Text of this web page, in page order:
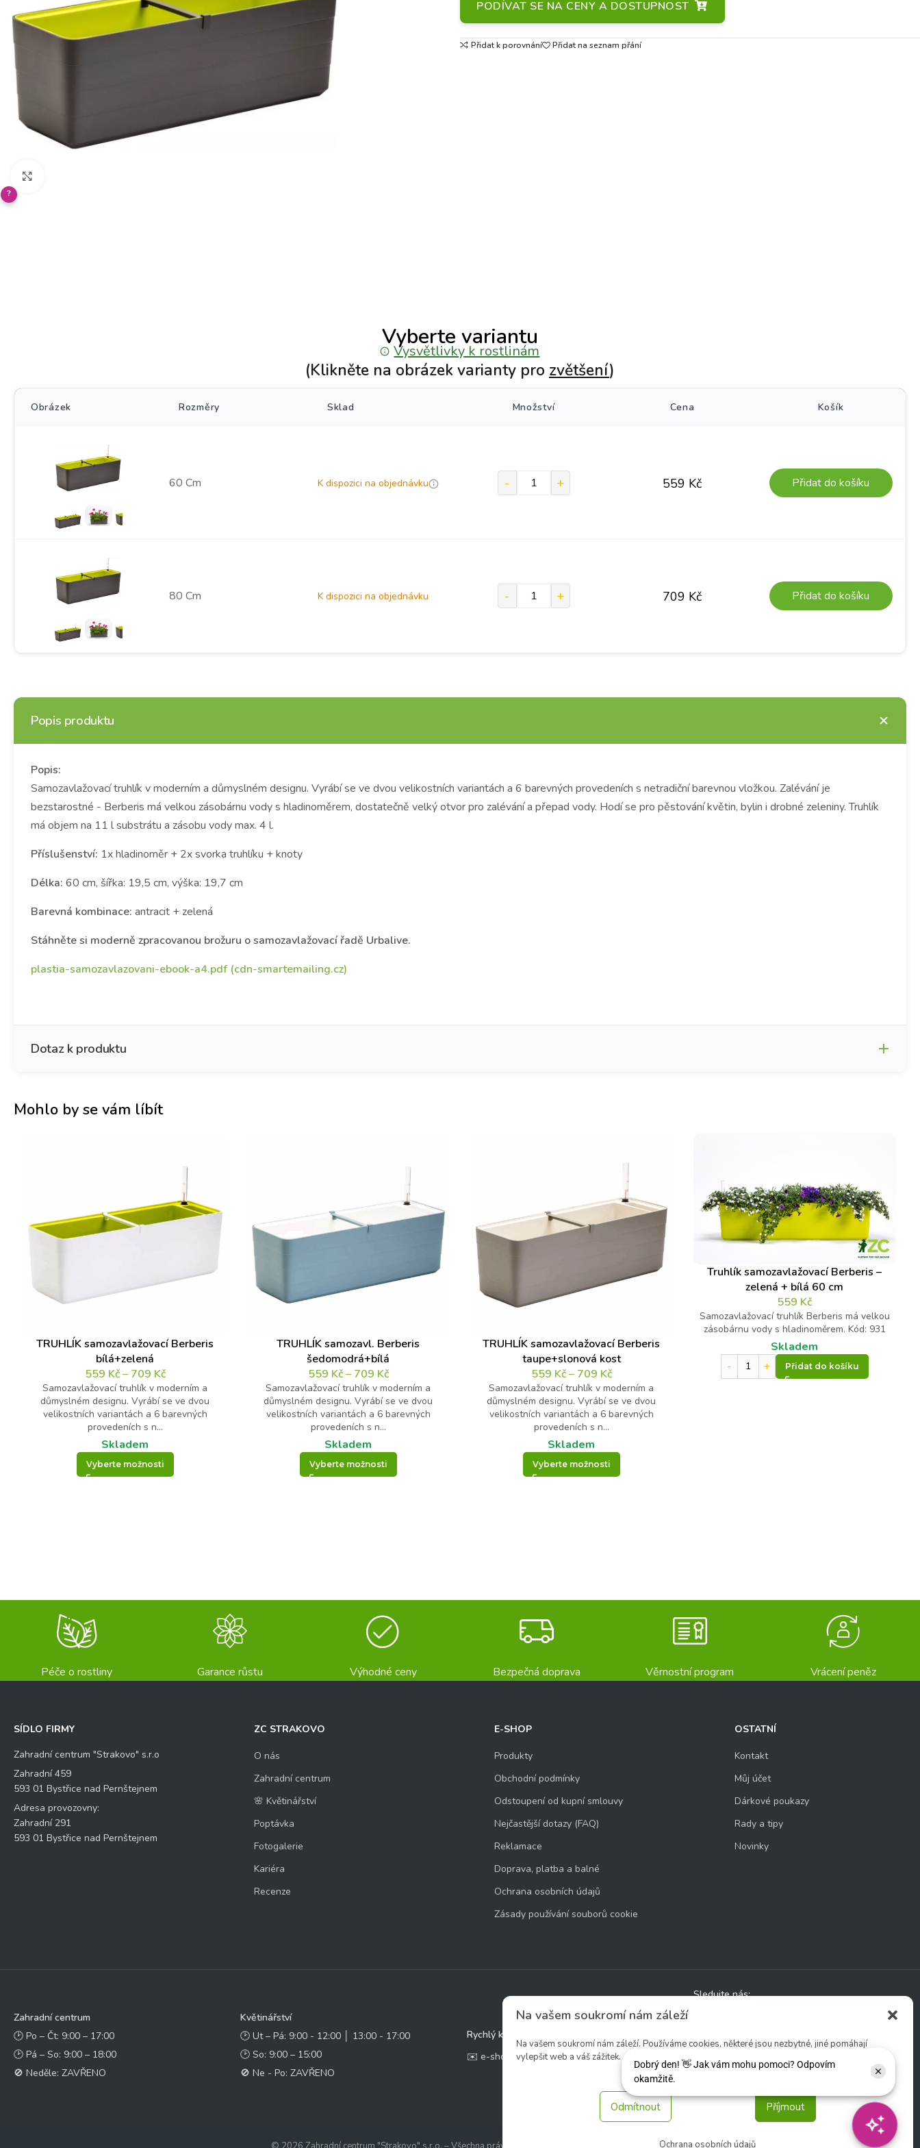
Na vašem soukromí nám záleží
Na vašem soukromí nám záleží. Používáme cookies, některé jsou nezbytné, jiné pomáhají
vylepšit web a váš zážitek.
Příjmout
Odmítnout
Ochrana osobních údajů
?
PODÍVAT SE NA CENY A DOSTUPNOST
Přidat k porovnání Přidat na seznam přání
Vyberte variantu
Vysvětlivky k rostlinám
(Klikněte na obrázek varianty pro zvětšení)
Obrázek Rozměry Sklad Množství Cena Košík
60 Cm K dispozici na objednávku 559 Kč Přidat do košíku
80 Cm K dispozici na objednávku 709 Kč Přidat do košíku
Popis produktu
Popis:
Samozavlažovací truhlík v moderním a důmyslném designu. Vyrábí se ve dvou velikostních variantách a 6 barevných provedeních s netradiční barevnou vložkou. Zalévání je
bezstarostné - Berberis má velkou zásobárnu vody s hladinoměrem, dostatečně velký otvor pro zalévání a přepad vody. Hodí se pro pěstování květin, bylin i drobné zeleniny. Truhlík
má objem na 11 l substrátu a zásobu vody max. 4 l.
Příslušenství: 1x hladinoměr + 2x svorka truhlíku + knoty
Délka: 60 cm, šířka: 19,5 cm, výška: 19,7 cm
Barevná kombinace: antracit + zelená
Stáhněte si moderně zpracovanou brožuru o samozavlažovací řadě Urbalive.
plastia-samozavlazovani-ebook-a4.pdf (cdn-smartemailing.cz)
Dotaz k produktu
é
o
Kontrolní otázka*
Odeslat
Mohlo by se vám líbít
TRUHLÍK samozavlažovací Berberis
bílá+zelená
559 Kč– 709 Kč
Samozavlažovací truhlík v moderním a
důmyslném designu. Vyrábí se ve dvou
velikostních variantách a 6 barevných
provedeních s n...
Skladem
Vyberte možnosti
TRUHLÍK samozavl. Berberis
šedomodrá+bílá
559 Kč– 709 Kč
Samozavlažovací truhlík v moderním a
důmyslném designu. Vyrábí se ve dvou
velikostních variantách a 6 barevných
provedeních s n...
Skladem
Vyberte možnosti
TRUHLÍK samozavlažovací Berberis
taupe+slonová kost
559 Kč– 709 Kč
Samozavlažovací truhlík v moderním a
důmyslném designu. Vyrábí se ve dvou
velikostních variantách a 6 barevných
provedeních s n...
Skladem
Vyberte možnosti
Truhlík samozavlažovací Berberis –
zelená + bílá 60 cm
559 Kč
Samozavlažovací truhlík Berberis má velkou
zásobárnu vody s hladinoměrem. Kód: 931
Skladem
Přidat do košíku
Péče o rostliny Garance růstu Výhodné ceny Bezpečná doprava Věrnostní program Vrácení peněz
SÍDLO FIRMY
Zahradní centrum "Strakovo" s.r.o
Zahradní 459
593 01 Bystřice nad Pernštejnem
Adresa provozovny:
Zahradní 291
593 01 Bystřice nad Pernštejnem
ZC STRAKOVO
O nás
Zahradní centrum
🌸 Květinářství
Poptávka
Fotogalerie
Kariéra
Recenze
E-SHOP
Produkty
Obchodní podmínky
Odstoupení od kupní smlouvy
Nejčastější dotazy (FAQ)
Reklamace
Doprava, platba a balné
Ochrana osobních údajů
Zásady používání souborů cookie
OSTATNÍ
Kontakt
Můj účet
Dárkové poukazy
Rady a tipy
Novinky
Zahradní centrum
🕑 Po – Čt: 9:00 – 17:00
🕑 Pá – So: 9:00 – 18:00
🚫 Neděle: ZAVŘENO
Květinářství
🕑 Ut – Pá: 9:00 - 12:00 │ 13:00 - 17:00
🕑 So: 9:00 – 15:00
🚫 Ne - Po: ZAVŘENO
Rychlý kontakt:
✉️ e-shop@zcstrakovo.cz
Sledujte nás: